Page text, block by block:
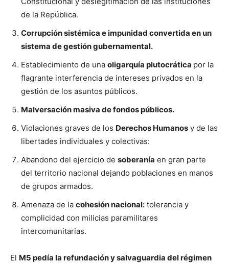
de la República.
Corrupción sistémica e impunidad convertida en un
sistema de gestión gubernamental.
Establecimiento de una oligarquía plutocrática por la
flagrante interferencia de intereses privados en la
gestión de los asuntos públicos.
Malversación masiva de fondos públicos.
Violaciones graves de los Derechos Humanos y de las
libertades individuales y colectivas:
Abandono del ejercicio de soberanía en gran parte
del territorio nacional dejando poblaciones en manos
de grupos armados.
Amenaza de la cohesión nacional: tolerancia y
complicidad con milicias paramilitares
intercomunitarias.
El M5 pedía la refundación y salvaguardia del régimen